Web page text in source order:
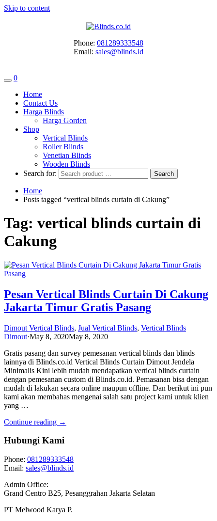
Skip to content
Phone: 081289333548
Email: sales@blinds.id
0
Home
Contact Us
Harga Blinds
Harga Gorden
Shop
Vertical Blinds
Roller Blinds
Venetian Blinds
Wooden Blinds
Search for:
Home
Posts tagged “vertical blinds curtain di Cakung”
Tag: vertical blinds curtain di
Cakung
Pesan Vertical Blinds Curtain Di Cakung
Jakarta Timur Gratis Pasang
Dimout Vertical Blinds, Jual Vertical Blinds, Vertical Blinds
Dimout·May 8, 2020May 8, 2020
Gratis pasang dan survey pemesanan vertical blinds dan blinds
lainnya di Blinds.co.id Vertical Blinds Curtain Dimout Jendela
Minimalis Kini lebih mudah mendapatkan vertical blinds curtain
dengan pemesanan custom di Blinds.co.id. Pemasanan bisa dengan
mudah di lakukan secara online maupun offline. Dan berikut ini pun
kami akan membahas mengenai salah satu project kami untuk klien
yang …
Continue reading →
Hubungi Kami
Phone: 081289333548
Email: sales@blinds.id
Admin Office:
Grand Centro B25, Pesanggrahan Jakarta Selatan
PT Melwood Karya P.